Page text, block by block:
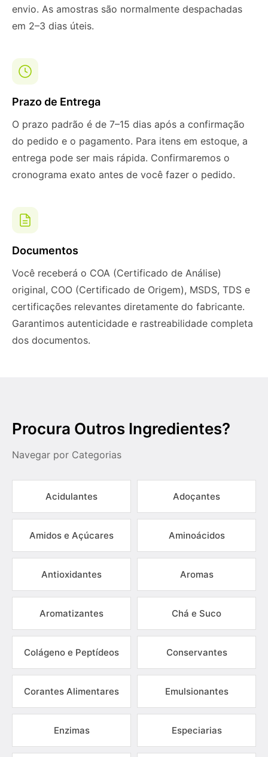
envio. As amostras são normalmente despachadas
em 2–3 dias úteis.
Prazo de Entrega
O prazo padrão é de 7–15 dias após a confirmação
do pedido e o pagamento. Para itens em estoque, a
entrega pode ser mais rápida. Confirmaremos o
cronograma exato antes de você fazer o pedido.
Documentos
Você receberá o COA (Certificado de Análise)
original, COO (Certificado de Origem), MSDS, TDS e
certificações relevantes diretamente do fabricante.
Garantimos autenticidade e rastreabilidade completa
dos documentos.
Procura Outros Ingredientes?
Navegar por Categorias
Acidulantes Adoçantes
Amidos e Açúcares Aminoácidos
Antioxidantes Aromas
Aromatizantes Chá e Suco
Colágeno e Peptídeos Conservantes
Corantes Alimentares Emulsionantes
Enzimas Especiarias